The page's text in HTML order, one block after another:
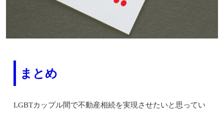
まとめ
LGBTカップル間で不動産相続を実現させたいと思ってい